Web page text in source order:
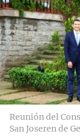
Reunión del
San Joseren de